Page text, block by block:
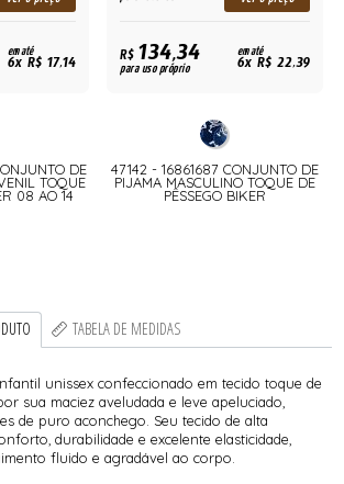
em até
6x R$ 17,14
DE
TOQUE
08 AO 14
R$134,34
para uso próprio
em até
6x R$ 22,39
47142 - 16861687 CONJUNTO DE
PIJAMA MASCULINO TOQUE DE
PÊSSEGO BIKER
TABELA DE MEDIDAS
unissex confeccionado em tecido toque de
sua maciez aveludada e leve apeluciado,
de puro aconchego. Seu tecido de alta
durabilidade e excelente elasticidade,
fluido e agradável ao corpo.